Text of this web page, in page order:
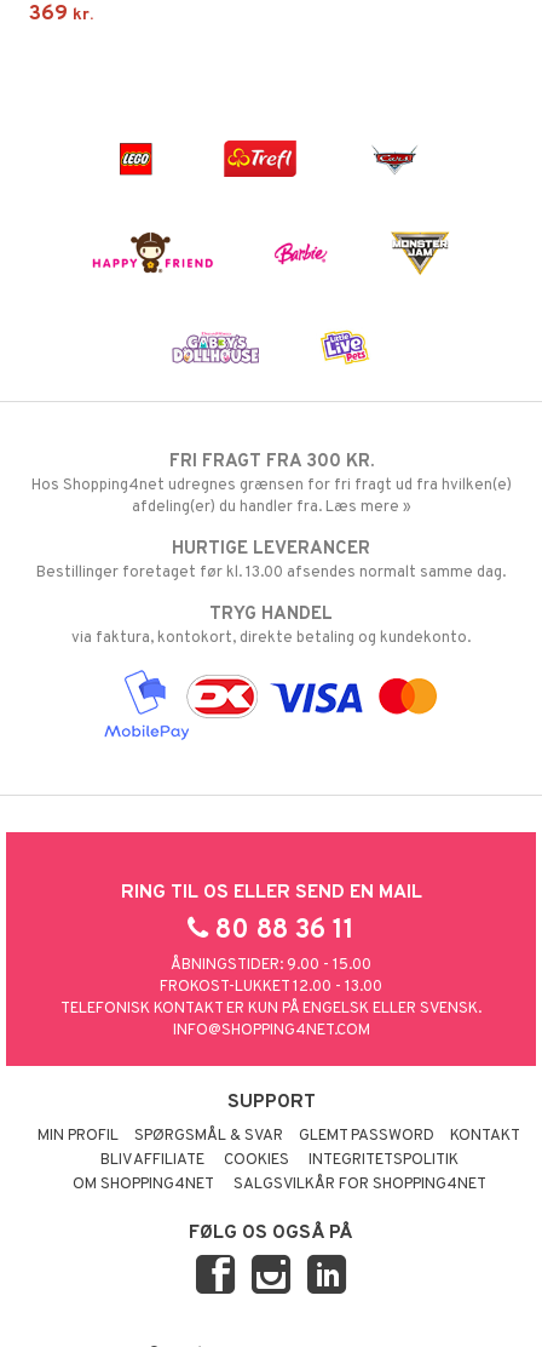
369 kr.
FRI FRAGT FRA 300 KR.
Hos Shopping4net udregnes grænsen for fri fragt ud fra hvilken(e)
afdeling(er) du handler fra. Læs mere »
HURTIGE LEVERANCER
Bestillinger foretaget før kl. 13.00 afsendes normalt samme dag.
TRYG HANDEL
via faktura, kontokort, direkte betaling og kundekonto.
RING TIL OS ELLER SEND EN MAIL
80 88 36 11
ÅBNINGSTIDER: 9.00 - 15.00
FROKOST-LUKKET 12.00 - 13.00
TELEFONISK KONTAKT ER KUN PÅ ENGELSK ELLER SVENSK.
INFO@SHOPPING4NET.COM
SUPPORT
MIN PROFIL SPØRGSMÅL & SVAR GLEMT PASSWORD
KONTAKT
BLIV AFFILIATE
COOKIES
INTEGRITETSPOLITIK
OM SHOPPING4NET
SALGSVILKÅR FOR SHOPPING4NET
FØLG OS OGSÅ PÅ